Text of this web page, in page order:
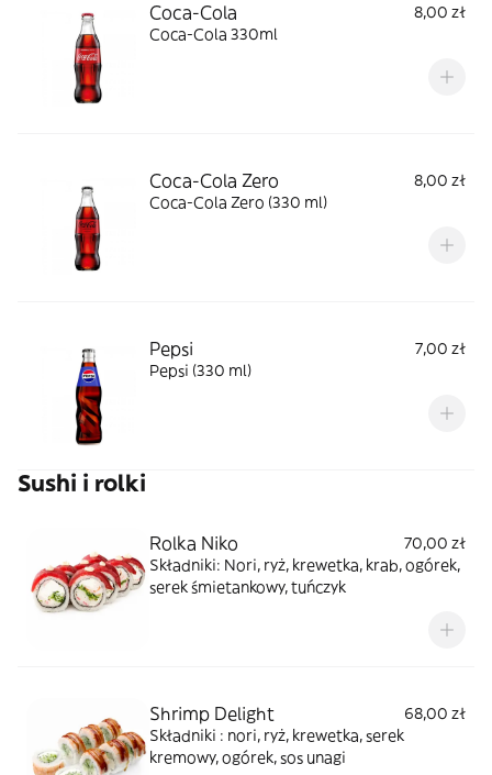
Coca-Cola
8,00 zł
Coca-Cola 330ml
Coca-Cola Zero
8,00 zł
Coca-Cola Zero (330 ml)
Pepsi
7,00 zł
Pepsi (330 ml)
Sushi i rolki
Rolka Niko
70,00 zł
Składniki: Nori, ryż, krewetka, krab, ogórek,
serek śmietankowy, tuńczyk
Shrimp Delight
68,00 zł
Składniki : nori, ryż, krewetka, serek
kremowy, ogórek, sos unagi